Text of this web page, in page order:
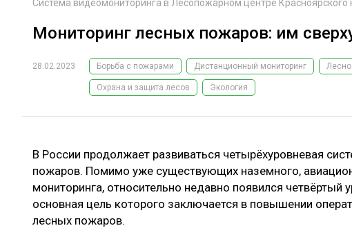
Система видеомониторинга в Лесопожарном центре
Мониторинг лесных пожаров: им
28.02.2023 Борьба с пожарами Дистанционный мониторинг
Охрана и защита лесов Экология
В России продолжает развиваться четырёхуровневая
пожаров. Помимо уже существующих наземного,
мониторинга, относительно недавно появился четвёртый
основная цель которого заключается в повышении
лесных пожаров.